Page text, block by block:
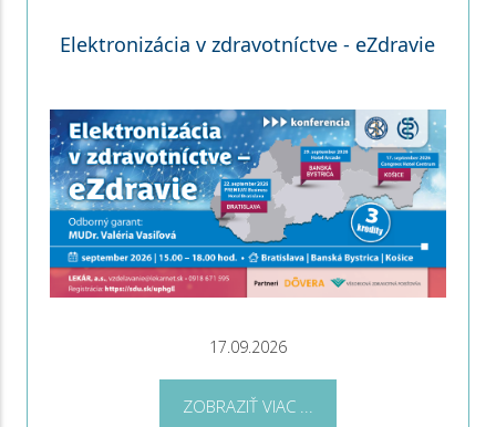
Elektronizácia v zdravotníctve - eZdravie
17.09.2026
ZOBRAZIŤ VIAC ...